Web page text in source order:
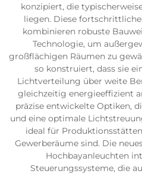
konzipiert, die
liegen. Diese
kombinieren robuste
Technologie, um
großflächigen Räumen zu
so konstruiert, dass sie
Lichtverteilung über weite
gleichzeitig energieeffizient
präzise entwickelte Optiken,
und eine optimale
ideal für
Gewerberäume sind. Die
Hochbayanleuchten
Steuerungssysteme, die